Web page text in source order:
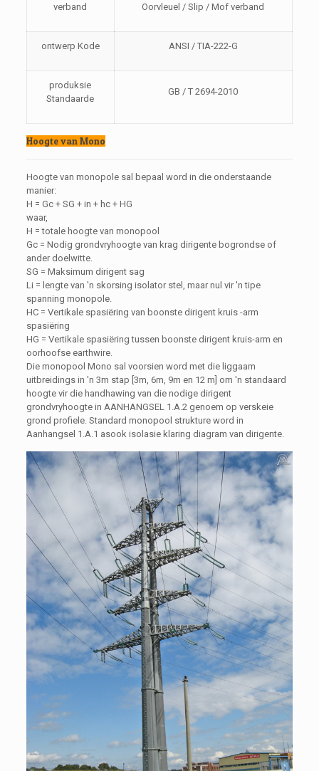
verband Oorvleuel / Slip / Mof verband
ontwerp Kode ANSI / TIA-222-G
produksie
Standaarde
GB / T 2694-2010
Hoogte van Mono
Hoogte van monopole sal bepaal word in die onderstaande
manier:
H = Gc + SG + in + hc + HG
waar,
H = totale hoogte van monopool
Gc = Nodig grondvryhoogte van krag dirigente bogrondse of
ander doelwitte.
SG = Maksimum dirigent sag
Li = lengte van 'n skorsing isolator stel, maar nul vir 'n tipe
spanning monopole.
HC = Vertikale spasiëring van boonste dirigent kruis -arm
spasiëring
HG = Vertikale spasiëring tussen boonste dirigent kruis-arm en
oorhoofse earthwire.
Die monopool Mono sal voorsien word met die liggaam
uitbreidings in 'n 3m stap [3m, 6m, 9m en 12 m] om 'n standaard
hoogte vir die handhawing van die nodige dirigent
grondvryhoogte in AANHANGSEL 1.A.2 genoem op verskeie
grond profiele. Standard monopool strukture word in
Aanhangsel 1.A.1 asook isolasie klaring diagram van dirigente.